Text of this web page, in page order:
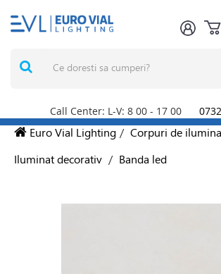
Call Center: L-V: 8 00 - 17 00
Euro Vial Lighting / Corpuri de
Iluminat decorativ / Banda led